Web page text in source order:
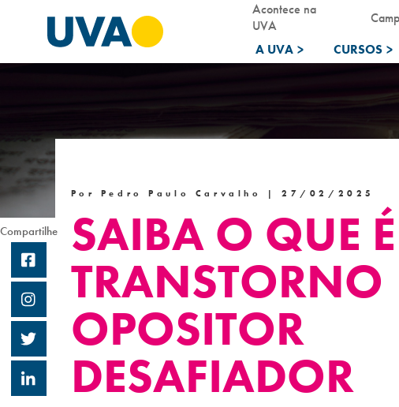
A UVA > CURSOS >
Acontece na
UVA
Por Pedro Paulo Carvalho |27/02/2025
SAIBA O QUE
TRANSTORNO
OPOSITOR
DESAFIADOR
Compartilhe